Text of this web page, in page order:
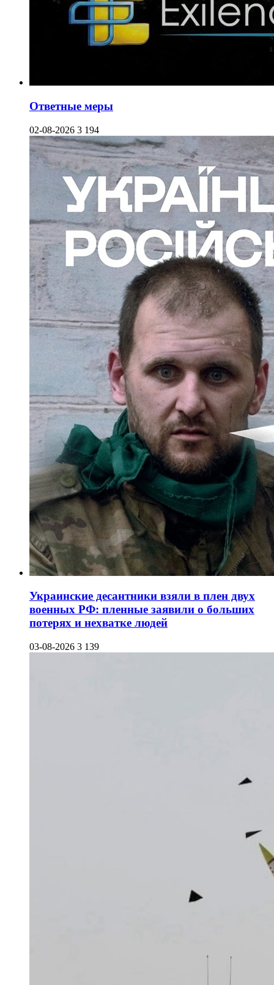
Ответные меры
02-08-2026 3 194
Украинские десантники взяли в плен двух
военных РФ: пленные заявили о больших
потерях и нехватке людей
03-08-2026 3 139